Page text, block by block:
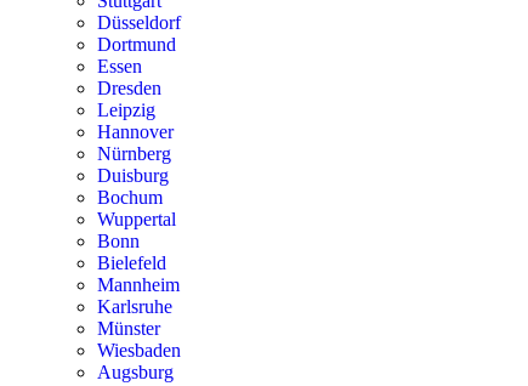
Düsseldorf
Dortmund
Essen
Dresden
Leipzig
Hannover
Nürnberg
Duisburg
Bochum
Wuppertal
Bonn
Bielefeld
Mannheim
Karlsruhe
Münster
Wiesbaden
Augsburg